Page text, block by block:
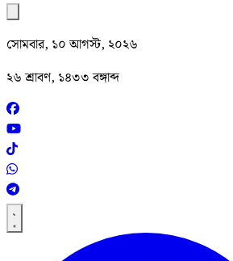
সোমবার, ১০ আগস্ট, ২০২৬
২৬ শ্রাবণ, ১৪৩৩ বঙ্গাব্দ